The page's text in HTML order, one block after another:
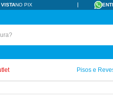
NO PIX
Pisos e